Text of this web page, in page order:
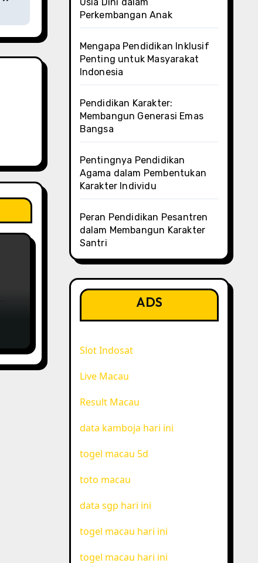
Perkembangan Anak
Mengapa Pendidikan Inklusif
Penting untuk Masyarakat
Indonesia
Pendidikan Karakter:
Membangun Generasi Emas
Bangsa
Pentingnya Pendidikan
Agama dalam Pembentukan
Karakter Individu
Peran Pendidikan Pesantren
dalam Membangun Karakter
Santri
ADS
Slot Indosat
Live Macau
Result Macau
data kamboja hari ini
togel macau 5d
toto macau
data sgp hari ini
togel macau hari ini
togel macau hari ini